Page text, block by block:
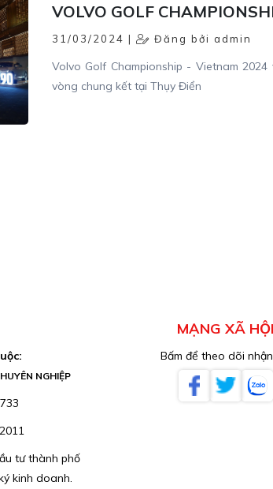
VOLVO GOLF
31/03/2024 | Đăng bởi admin
Volvo Golf Championship - Vietnam
vòng chung kết tại Thụy Điển
NGHIỆP
tư thành phố
kinh doanh.
MẠNG XÃ HỘI
Bấm để theo dõi